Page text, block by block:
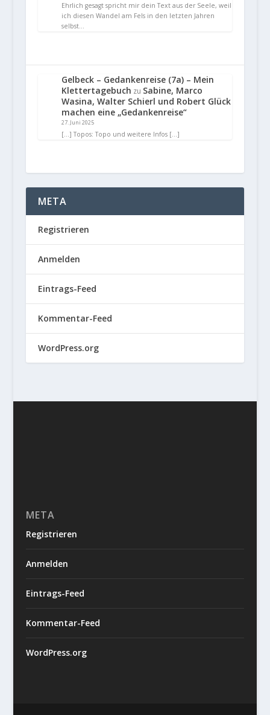
Ehrlich gesagt spricht mir dein Text aus der Seele, weil
ich diesen Wandel am Fels in den letzten Jahren
selbst…
Gelbeck – Gedankenreise (7a) – Mein
Klettertagebuch zu Sabine, Marco
Wasina, Walter Schierl und Robert Glück
machen eine „Gedankenreise“
27. Juni 2025
[…] Topos: Topo und weitere Infos […]
META
Registrieren
Anmelden
Eintrags-Feed
Kommentar-Feed
WordPress.org
META
Registrieren
Anmelden
Eintrags-Feed
Kommentar-Feed
WordPress.org